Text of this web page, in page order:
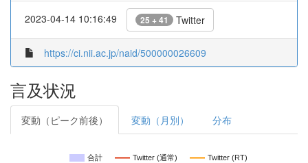
2023-04-14 10:16:49 25 + 41 Twitter
https://ci.nii.ac.jp/naid/500000026609
言及状況
変動（ピーク前後） 変動（月別） 分布
合計 Twitter (通常) Twitter (RT)